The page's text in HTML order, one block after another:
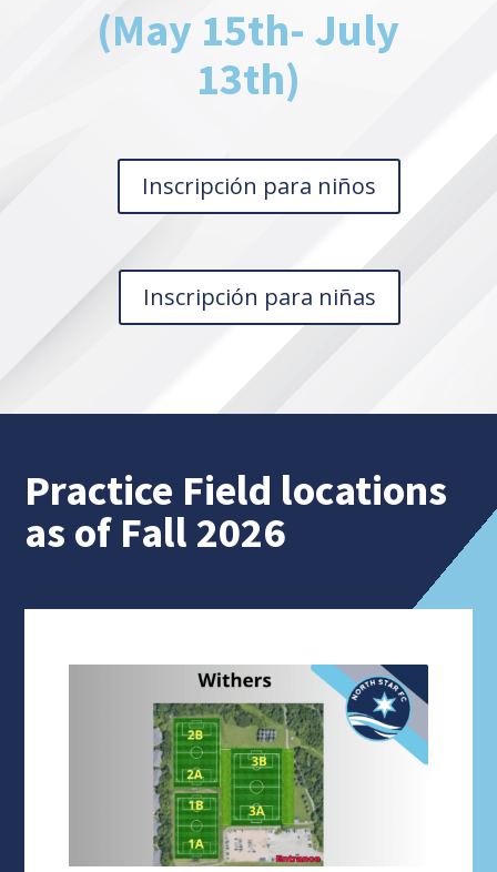
(May 15th- July
13th)
Inscripción para niños
Inscripción para niñas
Practice Field locations
as of Fall 2026